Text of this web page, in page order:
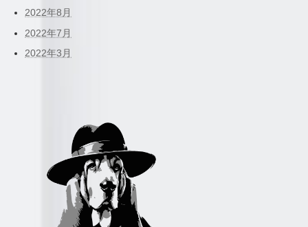
2022年8月
2022年7月
2022年3月